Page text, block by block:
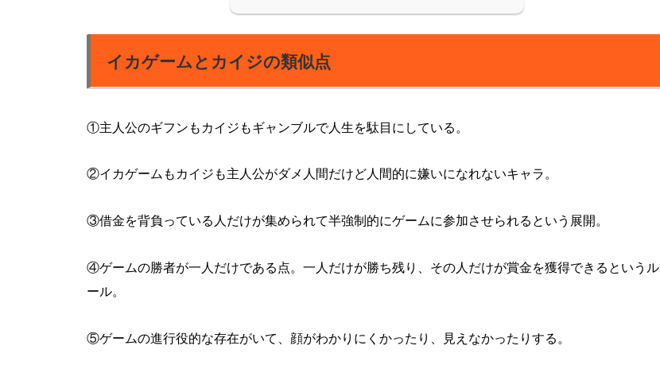
イカゲームとカイジの類似点
①主人公のギフンもカイジもギャンブルで人生を駄目にしている。
②イカゲームもカイジも主人公がダメ人間だけど人間的に嫌いになれないキャラ。
③借金を背負っている人だけが集められて半強制的にゲームに参加させられるという展開。
④ゲームの勝者が一人だけである点。一人だけが勝ち残り、その人だけが賞金を獲得できるというル
ール。
⑤ゲームの進行役的な存在がいて、顔がわかりにくかったり、見えなかったりする。